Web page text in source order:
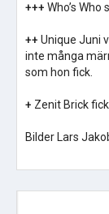
+++ Who’s
++ Unique Juni
inte många
som hon fick.
+ Zenit Brick
Bilder Lars